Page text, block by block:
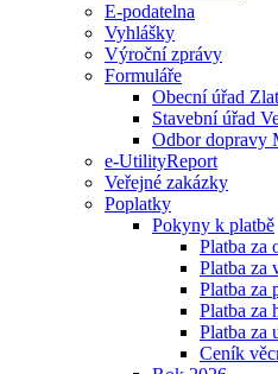
E-podatelna
Vyhlášky
Výroční zprávy
Formuláře
Obecní úřad
Stavební úřad
Odbor dopravy
e-UtilityReport
Veřejné zakázky
Poplatky
Pokyny k platbě
Platba za
Platba za
Platba za
Platba za
Platba za
Ceník